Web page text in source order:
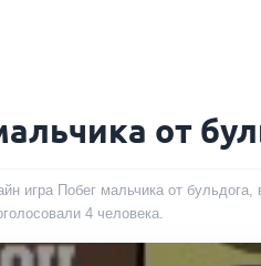
от
игра Побег мальчика от
4 человека.